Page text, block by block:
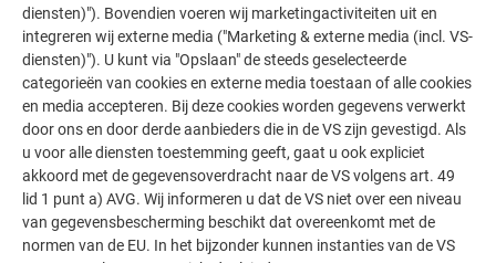
GEVELLOSANGE 29 × 29
De gevellosange 29 × 29 biedt een harmonieuze
schubachtige uitstraling en maakt indruk door zijn
robuustheid, duurzaamheid en veelzijdige ontwerp voor
elk bouwproject.
Beschikbaar als dak-gevelcombinatie
diensten)"). Bovendien voeren wij marketingactiviteiten uit en
integreren wij externe media ("Marketing & externe media (incl. VS-
diensten)"). U kunt via "Opslaan" de steeds geselecteerde
categorieën van cookies en externe media toestaan of alle cookies
en media accepteren. Bij deze cookies worden gegevens verwerkt
door ons en door derde aanbieders die in de VS zijn gevestigd. Als
u voor alle diensten toestemming geeft, gaat u ook expliciet
akkoord met de gegevensoverdracht naar de VS volgens art. 49
lid 1 punt a) AVG. Wij informeren u dat de VS niet over een niveau
van gegevensbescherming beschikt dat overeenkomt met de
normen van de EU. In het bijzonder kunnen instanties van de VS